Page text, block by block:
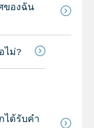
ของฉัน
ไม่?
ได้รับคำ